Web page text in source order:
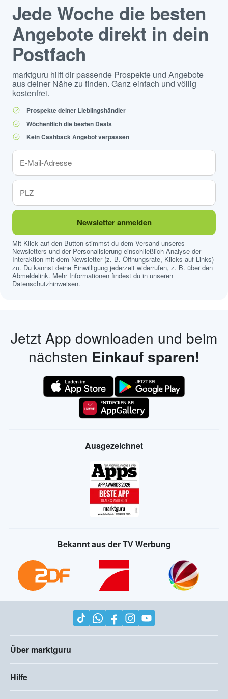
Jede Woche die besten
Angebote direkt in dein
Postfach
marktguru hilft dir passende Prospekte und Angebote
aus deiner Nähe zu finden. Ganz einfach und völlig
kostenfrei.
Prospekte deiner Lieblingshändler
Wöchentlich die besten Deals
Kein Cashback Angebot verpassen
Newsletter anmelden
Mit Klick auf den Button stimmst du dem Versand unseres
Newsletters und der Personalisierung einschließlich Analyse der
Interaktion mit dem Newsletter (z. B. Öffnungsrate, Klicks auf Links)
zu. Du kannst deine Einwilligung jederzeit widerrufen, z. B. über den
Abmeldelink. Mehr Informationen findest du in unseren
Datenschutzhinweisen.
Jetzt App downloaden und beim
nächsten Einkauf sparen!
Ausgezeichnet
Bekannt aus der TV Werbung
Über marktguru
Hilfe